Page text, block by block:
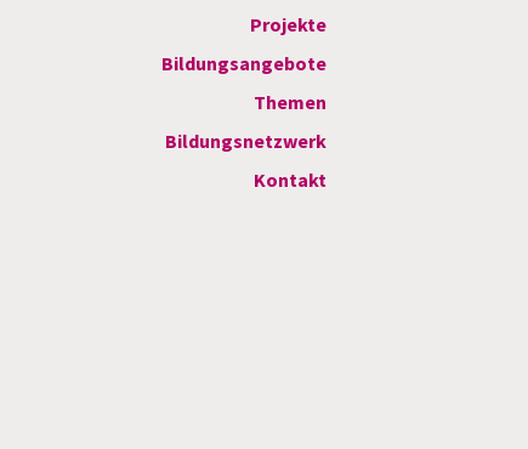
Projekte
Bildungsangebote
Themen
Bildungsnetzwerk
Kontakt